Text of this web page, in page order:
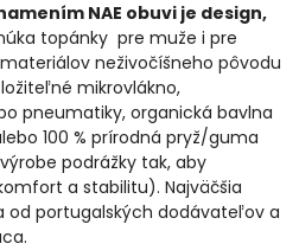
NAE obuvi je design,
topánky pre muže i pre
neživočíšneho pôvodu
mikrovlákno,
pneumatiky, organická bavlna
100 % prírodná pryž/guma
podrážky tak, aby
a stabilitu). Najväčšia
portugalských dodávateľov a